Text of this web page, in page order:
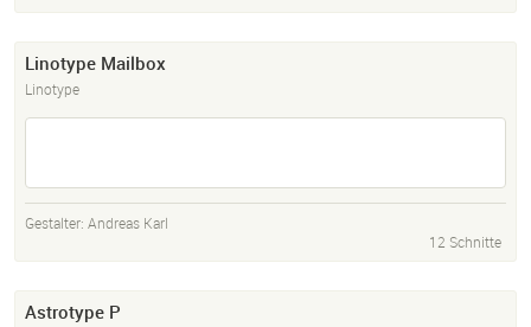
Linotype Mailbox
Linotype
Gestalter: Andreas Karl
12 Schnitte
Astrotype P